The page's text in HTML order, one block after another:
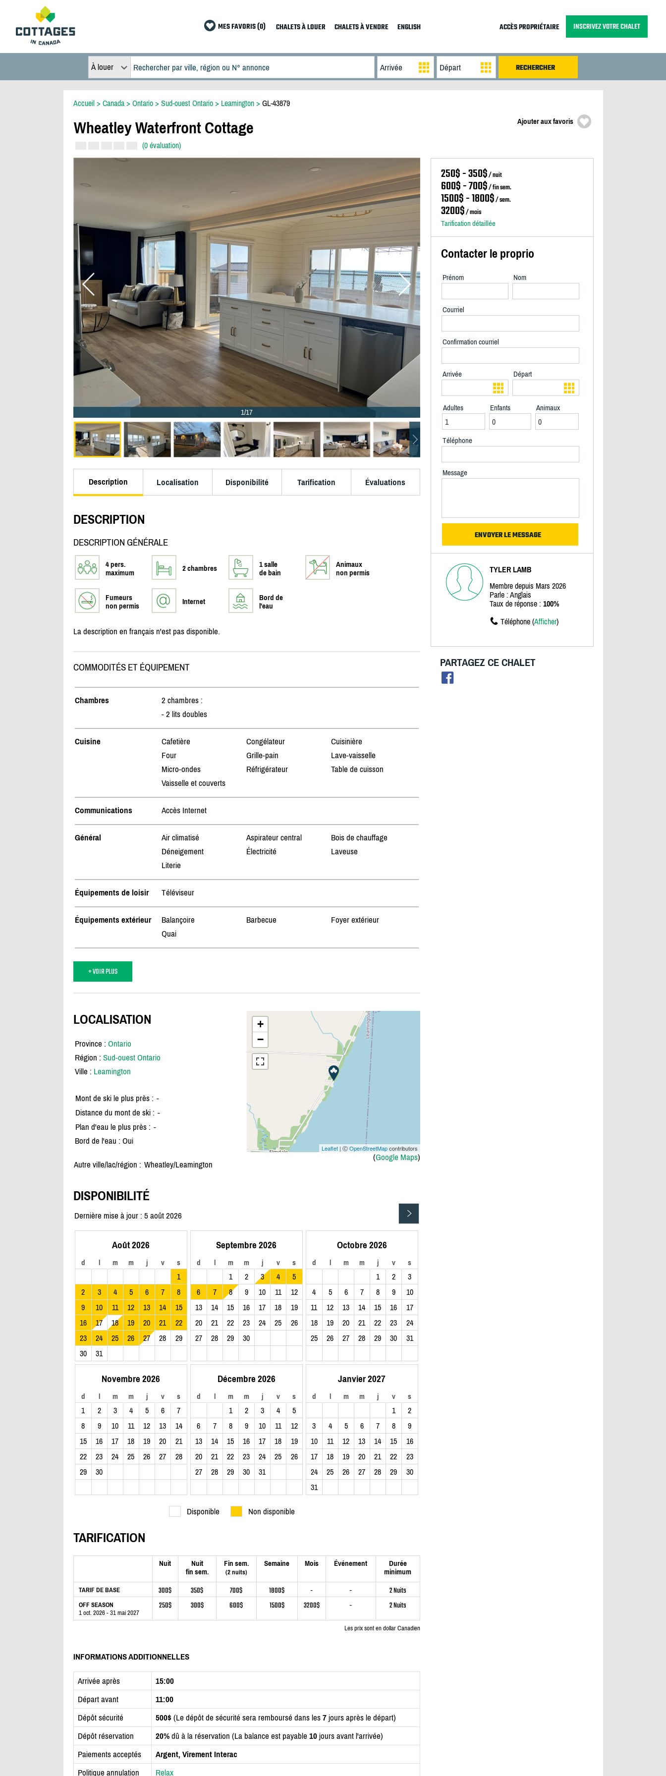
MES FAVORIS (0) CHALETS À LOUER CHALETS À VENDRE ENGLISH ACCÈS PROPRIÉTAIRE INSCRIVEZ VOTRE CHALET
À louer
Accueil> Canada> Ontario> Sud-ouest Ontario> Leamington> GL-43879
Wheatley Waterfront Cottage
(0 évaluation)
Ajouter aux favoris
1/17
Description Localisation Disponibilité Tarification Évaluations
DESCRIPTION
DESCRIPTION GÉNÉRALE
4 pers.
maximum
2 chambres
1 salle
de bain
Animaux
non permis
Fumeurs
non permis
Internet
Bord de
l'eau
La description en français n'est pas disponible.
COMMODITÉS ET ÉQUIPEMENT
Chambres
2 chambres :
- 2 lits doubles
Cuisine Cafetière Congélateur
Cuisinière
Four
Grille-pain
Lave-vaisselle
Micro-ondes
Réfrigérateur
Table de cuisson
Vaisselle et couverts
Communications Accès Internet
Général Air climatisé Aspirateur central
Bois de chauffage
Déneigement
Électricité
Laveuse
Literie
Équipements de loisir Téléviseur
Équipements extérieur Balançoire Barbecue
Foyer extérieur
Quai
+ VOIR PLUS
+
−
Leaflet| ⒸOpenStreetMapcontributors
(Google Maps)
LOCALISATION
Province : Ontario
Région : Sud-ouest Ontario
Ville : Leamington
Mont de ski le plus près : -
Distance du mont de ski : -
Plan d'eau le plus près : -
Bord de l'eau : Oui
Autre ville/lac/région : Wheatley/Leamington
DISPONIBILITÉ
Dernière mise à jour : 5 août 2026
Août 2026
d l m m j v s
1
2
3 4 5 6 7
8
9
10 11 12 13 14
15
16
17 18 19 20 21
22
23
24 25 26 27 28
29
30
31
Septembre 2026
d l m m j v s
1 2 3 4
5
6
7 8 9 10 11
12
13
14 15 16 17 18
19
20
21 22 23 24 25
26
27
28 29 30
Octobre 2026
d l m m j v s
1 2
3
4
5 6 7 8 9
10
11
12 13 14 15 16
17
18
19 20 21 22 23
24
25
26 27 28 29 30 31
Novembre 2026
d l m m j v s
1 2 3 4 5 6
7
8
9 10 11 12 13
14
15
16 17 18 19 20
21
22
23 24 25 26 27
28
29
30
Décembre 2026
d l m m j v s
1 2 3 4
5
6
7 8 9 10 11
12
13
14 15 16 17 18
19
20
21 22 23 24 25
26
27
28 29 30 31
Janvier 2027
d l m m j v s
1
2
3
4 5 6 7 8
9
10
11 12 13 14 15
16
17
18 19 20 21 22
23
24
25 26 27 28 29
30
31
Disponible Non disponible
TARIFICATION
Nuit
Nuit
fin sem.
Fin sem.
(2 nuits)
Semaine Mois Événement
Durée
minimum
TARIF DE BASE 300$ 350$ 700$ 1800$ - - 2 Nuits
OFF SEASON
1 oct. 2026 - 31 mai 2027
250$ 300$ 600$ 1500$ 3200$ - 2 Nuits
Les prix sont en dollar Canadien
INFORMATIONS ADDITIONNELLES
Arrivée après
15:00
Départ avant
11:00
Dépôt sécurité
500$ (Le dépôt de sécurité sera remboursé dans les 7jours après le départ)
Dépôt réservation
20%dû à la réservation (La balance est payable 10jours avant l'arrivée)
Paiements acceptés
Argent, Virement Interac
Politique annulation
Relax
250$ - 350$/ nuit
600$ - 700$/ fin sem.
1500$ - 1800$/ sem.
3200$/ mois
Tarification détaillée
Contacter le proprio
Prénom Nom
Courriel
Confirmation courriel
Arrivée Départ
Adultes Enfants Animaux
Téléphone
Message
TYLER LAMB
Membre depuis Mars 2026
Parle : Anglais
Taux de réponse : 100%
Téléphone (Afficher)
PARTAGEZ CE CHALET